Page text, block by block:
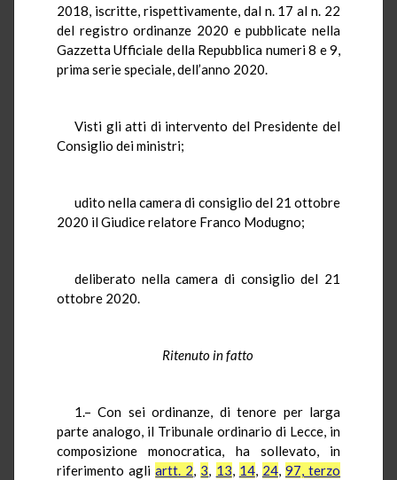
2018, iscritte, rispettivamente, dal n. 17 al n. 22
del registro ordinanze 2020 e pubblicate nella
Gazzetta Ufficiale della Repubblica numeri 8 e 9,
prima serie speciale, dell’anno 2020.
Visti gli atti di intervento del Presidente del
Consiglio dei ministri;
udito nella camera di consiglio del 21 ottobre
2020 il Giudice relatore Franco Modugno;
deliberato nella camera di consiglio del 21
ottobre 2020.
Ritenuto in fatto
1.– Con sei ordinanze, di tenore per larga
parte analogo, il Tribunale ordinario di Lecce, in
composizione monocratica, ha sollevato, in
riferimento agliartt. 2, 3, 13, 14, 24, 97, terzo